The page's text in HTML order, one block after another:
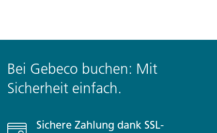
Bei Gebeco buchen: Mit
Sicherheit einfach.
Sichere Zahlung dank SSL-